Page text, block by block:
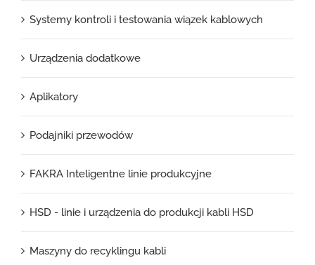
Systemy kontroli i testowania wiązek kablowych
Urządzenia dodatkowe
Aplikatory
Podajniki przewodów
FAKRA Inteligentne linie produkcyjne
HSD - linie i urządzenia do produkcji kabli HSD
Maszyny do recyklingu kabli